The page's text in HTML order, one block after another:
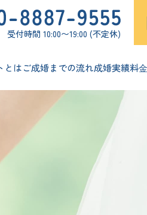
受付時間 10:00〜19:00 (不定休)
とはご成婚までの流れ成婚実績料